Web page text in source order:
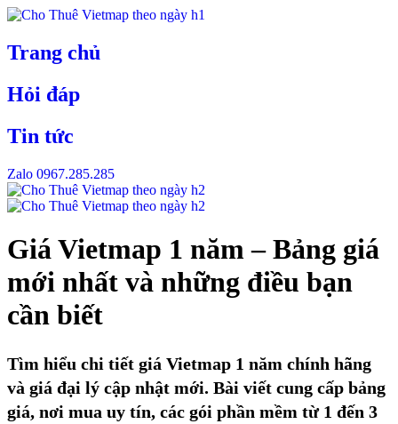
Skip
content
Trang chủ
Hỏi đáp
Tin tức
Zalo 0967.285.285
Giá Vietmap 1 năm – Bảng giá
mới nhất và những điều bạn
cần biết
Tìm hiểu chi tiết giá Vietmap 1 năm chính hãng
và giá đại lý cập nhật mới. Bài viết cung cấp bảng
giá, nơi mua uy tín, các gói phần mềm từ 1 đến 3